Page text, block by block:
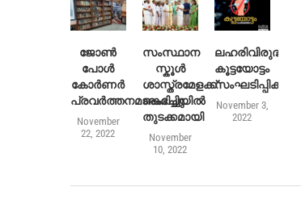
ജോൺ
പോൾ
കോർണർ
പ്രവർത്തനമാരംഭിച്ചു
November
22, 2022
സംസ്ഥാന
സ്കൂൾ
ശാസ്ത്രമേളക്ക്
കൊച്ചിയിൽ
തുടക്കമായി
November
10, 2022
ലഹരിവിരുദ്ധ
കൂട്ടയോട്ടം
സംഘടിപ്പിക്കുന്നു
November 3,
2022